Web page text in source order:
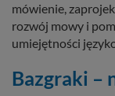
mówienie,
rozwój mowy i
umiejętności
Bazgraki –